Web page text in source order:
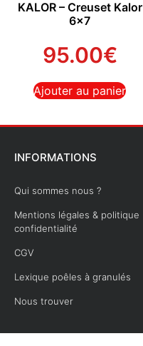
KALOR – Creuset Kalor
6×7
95.00€
Ajouter au panier
INFORMATIONS
Qui sommes nous ?
Mentions légales & politique
confidentialité
CGV
Lexique poêles à granulés
Nous trouver